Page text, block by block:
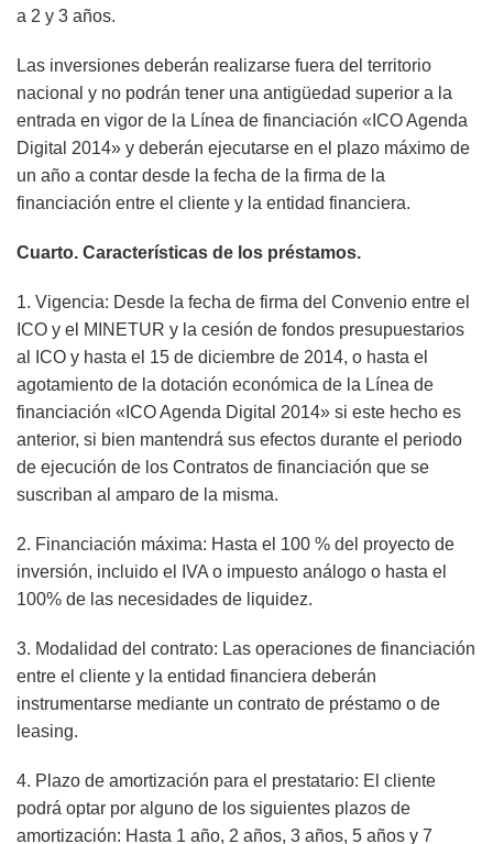
a 2 y 3 años.
Las inversiones deberán realizarse fuera del territorio
nacional y no podrán tener una antigüedad superior a la
entrada en vigor de la Línea de financiación «ICO Agenda
Digital 2014» y deberán ejecutarse en el plazo máximo de
un año a contar desde la fecha de la firma de la
financiación entre el cliente y la entidad financiera.
Cuarto. Características de los préstamos.
1. Vigencia: Desde la fecha de firma del Convenio entre el
ICO y el MINETUR y la cesión de fondos presupuestarios
al ICO y hasta el 15 de diciembre de 2014, o hasta el
agotamiento de la dotación económica de la Línea de
financiación «ICO Agenda Digital 2014» si este hecho es
anterior, si bien mantendrá sus efectos durante el periodo
de ejecución de los Contratos de financiación que se
suscriban al amparo de la misma.
2. Financiación máxima: Hasta el 100 % del proyecto de
inversión, incluido el IVA o impuesto análogo o hasta el
100% de las necesidades de liquidez.
3. Modalidad del contrato: Las operaciones de financiación
entre el cliente y la entidad financiera deberán
instrumentarse mediante un contrato de préstamo o de
leasing.
4. Plazo de amortización para el prestatario: El cliente
podrá optar por alguno de los siguientes plazos de
amortización: Hasta 1 año, 2 años, 3 años, 5 años y 7